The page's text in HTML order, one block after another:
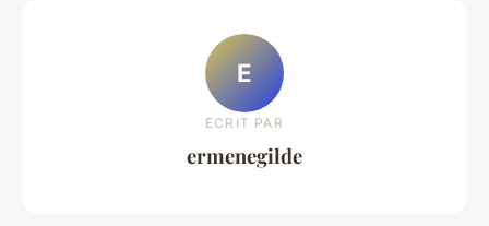
E
ECRIT PAR
ermenegilde